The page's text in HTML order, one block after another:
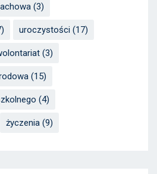
(3)
uroczystości (17)
(3)
(15)
(4)
życzenia (9)